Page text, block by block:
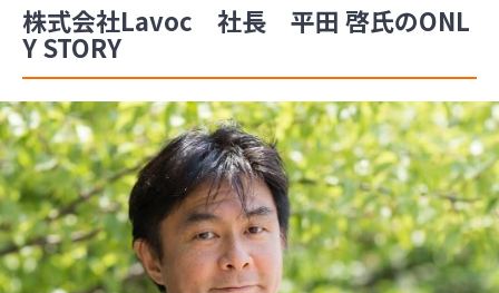
株式会社Lavoc 社長 平田 啓氏のONL
Y STORY